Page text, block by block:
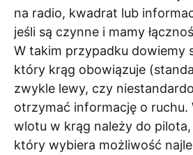
na radio, kwadrat lub
jeśli są czynne i mamy
W takim przypadku dowiemy
który krąg obowiązuje
zwykle lewy, czy
otrzymać informację o ruchu.
wlotu w krąg należy do pilota,
który wybiera możliwość